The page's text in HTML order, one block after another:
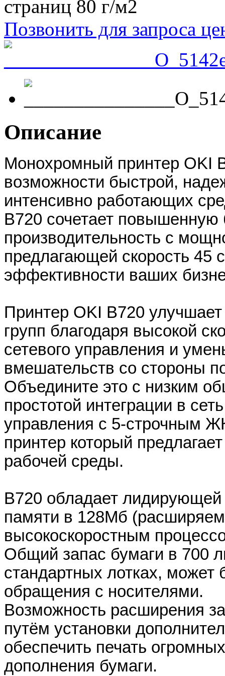
страниц 80 г/м2
Позвонить для запроса
Описание
Монохромный принтер OKI
возможности быстрой,
интенсивно работающих
B720 сочетает повышенную
производительность с
предлагающей скорость 45
эффективности ваших
Принтер OKI B720
групп благодаря высокой
сетевого управления и
вмешательств со стороны
Объедините это с низким
простотой интеграции в
управления с 5-строчным
принтер который
рабочей среды.
B720 обладает
памяти в 128Мб
высокоскоростным
Общий запас бумаги в 700
стандартных лотках, может
обращения с носителями.
Возможность расширения
путём установки
обеспечить печать
дополнения бумаги.